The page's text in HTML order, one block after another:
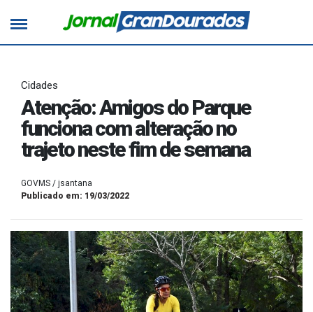
Cidades
Atenção: Amigos do Parque
funciona com alteração no
trajeto neste fim de semana
GOVMS / jsantana
Publicado em: 19/03/2022